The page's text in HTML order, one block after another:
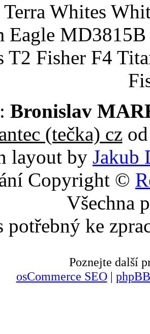
Whites
Eagle
T2 Fisher F4
Bronislav
(tečka) czod
layout by Jakub
Copyright ©
Všechna
potřebný ke
Poznejte další
osCommerce SEO|